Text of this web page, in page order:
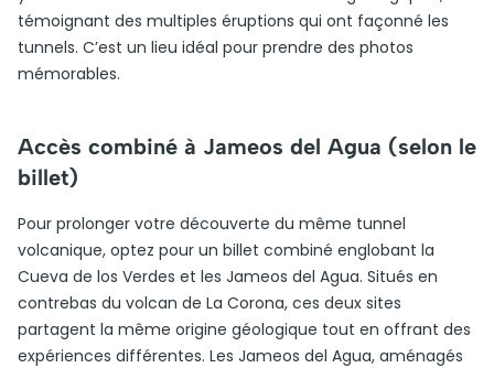
témoignant des multiples éruptions qui ont façonné les
tunnels. C’est un lieu idéal pour prendre des photos
mémorables.
Accès combiné à Jameos del Agua (selon le
billet)
Pour prolonger votre découverte du même tunnel
volcanique, optez pour un billet combiné englobant la
Cueva de los Verdes et les Jameos del Agua. Situés en
contrebas du volcan de La Corona, ces deux sites
partagent la même origine géologique tout en offrant des
expériences différentes. Les Jameos del Agua, aménagés